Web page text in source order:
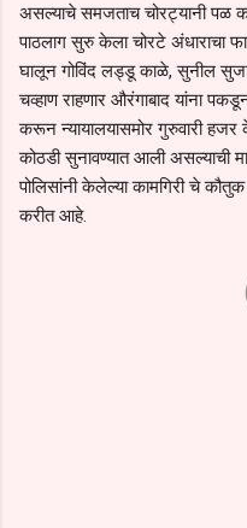
असल्याचे समजताच चोरट्यानी पळ
पाठलाग सुरु केला चोरटे अंधाराचा
घालून गोविंद लड्डू काळे, सुनील
चव्हाण राहणार औरंगाबाद यांना
करून न्यायालयासमोर गुरुवारी हजर
कोठडी सुनावण्यात आली असल्याची
पोलिसांनी केलेल्या कामगिरी चे
करीत आहे.